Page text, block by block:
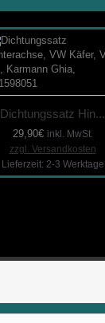
Dichtungssatz Hin...
29,90€ inkl. MwSt.
zzgl. Versandkosten
Lieferzeit: 2-3 Werktage